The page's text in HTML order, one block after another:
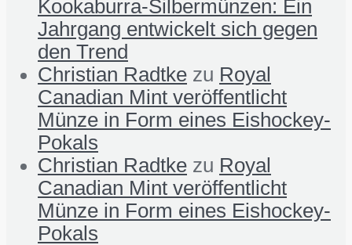
Kookaburra-Silbermünzen: Ein
Jahrgang entwickelt sich gegen
den Trend
Christian Radtke zu Royal
Canadian Mint veröffentlicht
Münze in Form eines Eishockey-
Pokals
Christian Radtke zu Royal
Canadian Mint veröffentlicht
Münze in Form eines Eishockey-
Pokals